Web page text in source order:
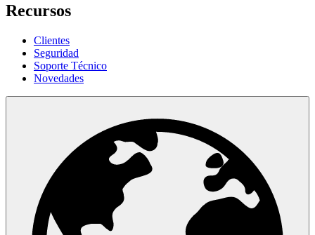
Recursos
Clientes
Seguridad
Soporte Técnico
Novedades